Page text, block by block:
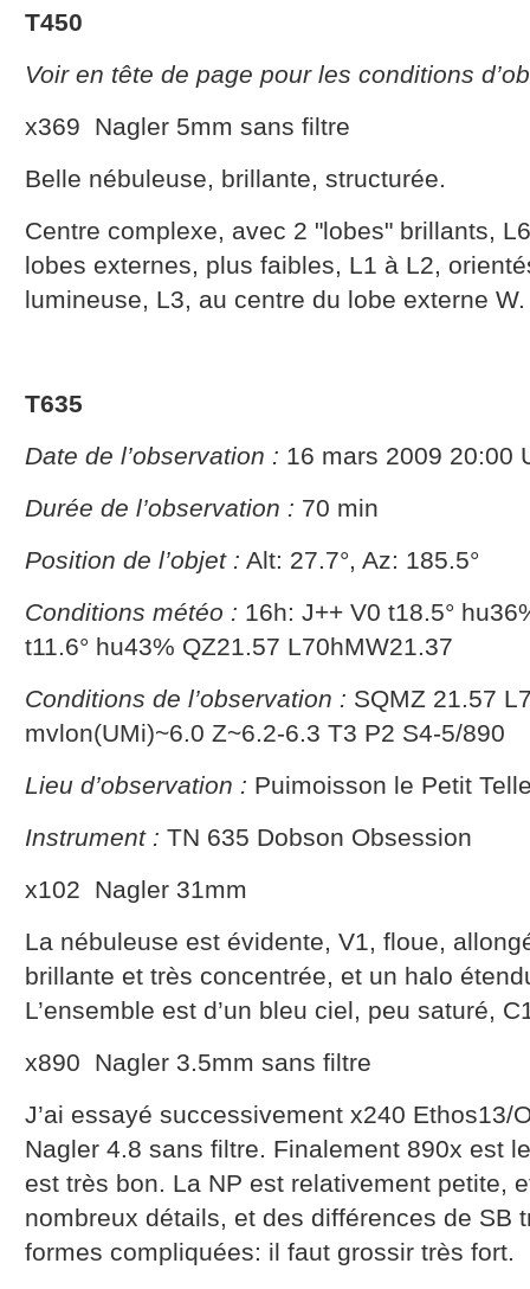
T450
Voir en tête de page pour les conditions
x369 Nagler 5mm sans filtre
Belle nébuleuse, brillante, structurée.
Centre complexe, avec 2 "lobes" brillants,
lobes externes, plus faibles, L1 à L2,
lumineuse, L3, au centre du lobe externe W.
T635
Date de l’observation : 16 mars 2009 20:00
Durée de l’observation : 70 min
Position de l’objet : Alt: 27.7°, Az: 185.5°
Conditions météo : 16h: J++ V0 t18.5°
t11.6° hu43% QZ21.57 L70hMW21.37
Conditions de l’observation : SQMZ 21.57
mvlon(UMi)~6.0 Z~6.2-6.3 T3 P2 S4-5/890
Lieu d’observation : Puimoisson le Petit
Instrument : TN 635 Dobson Obsession
x102 Nagler 31mm
La nébuleuse est évidente, V1, floue,
brillante et très concentrée, et un halo
L’ensemble est d’un bleu ciel, peu saturé,
x890 Nagler 3.5mm sans filtre
J’ai essayé successivement x240 Ethos13/
Nagler 4.8 sans filtre. Finalement 890x est
est très bon. La NP est relativement petite,
nombreux détails, et des différences de SB
formes compliquées: il faut grossir très fort.